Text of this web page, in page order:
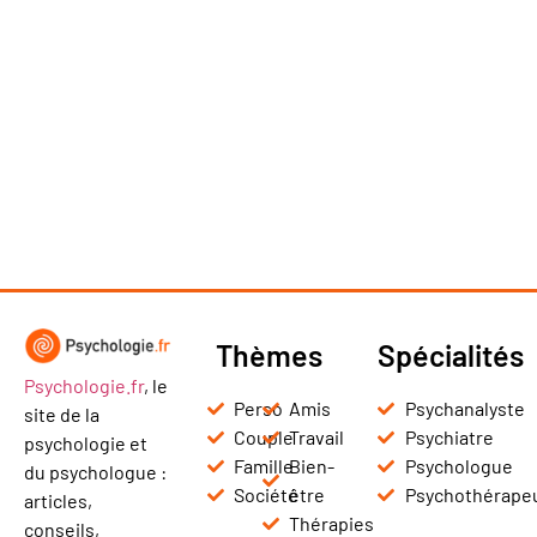
Psychologie.fr, le
site de la
psychologie et
du psychologue :
articles,
conseils,
Thèmes
Perso
Couple
Famille
Société
Amis
Travail
Bien-
être
Thérapies
Spécialités
Psychanalyste
Psychiatre
Psychologue